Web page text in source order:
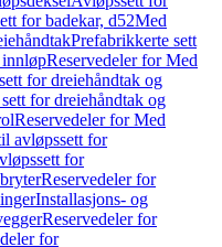
for badekar, d52Med
Prefabrikkerte sett
innløpReservedeler for Med
for dreiehåndtak og
for dreiehåndtak og
Reservedeler for Med
avløpssett for
for
Reservedeler for
Installasjons- og
Reservedeler for
for